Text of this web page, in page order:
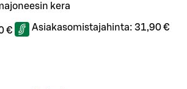
kera
€ Asiakasomistajahinta: 31,90 €